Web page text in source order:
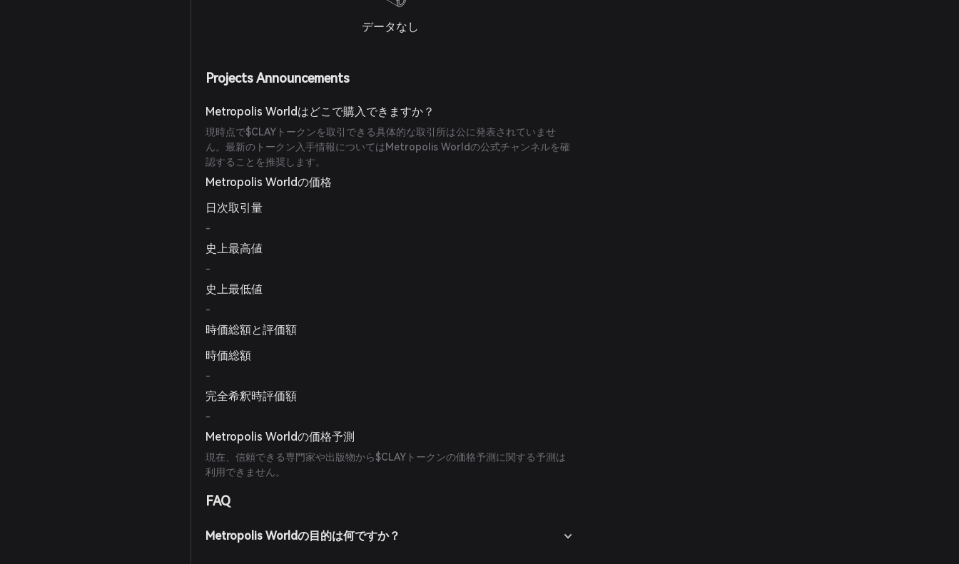
データなし
Projects Announcements
Metropolis Worldはどこで購入できますか？
現時点で$CLAYトークンを取引できる具体的な取引所は公に発表されていませ
ん。最新のトークン入手情報についてはMetropolis Worldの公式チャンネルを確
認することを推奨します。
Metropolis Worldの価格
日次取引量
-
史上最高値
-
史上最低値
-
時価総額と評価額
時価総額
-
完全希釈時評価額
-
Metropolis Worldの価格予測
現在、信頼できる専門家や出版物から$CLAYトークンの価格予測に関する予測は
利用できません。
FAQ
Metropolis Worldの目的は何ですか？